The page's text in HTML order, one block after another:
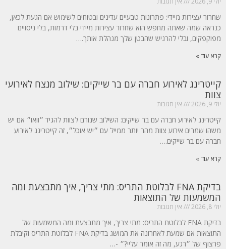
שחרור עצירות מיידי: פתרונות טבעיים עדינים ובטוחים לשימוש אם הגעת לכאן,
כנראה שמה שאתה מחפש הוא שחרור עצירות מיידי בלי דרמות, בלי ניסויים
מפוקפקים, ובלי להרגיש שהבטן שלך מנהלת אותך.…
קרא עוד »
קייטרינג לאירוע חברה עם בר שייקים: שילוב מנצח לאירועי
צוות
יולי 9, 2026 אין תגובות
קייטרינג לאירוע חברה עם בר שייקים: השילוב שגורם לצוות להגיד ״וואו״ אם יש
משהו שמרים אירוע צוות מהר יותר ממייל עם ״יש אוכל״, זה קייטרינג לאירוע
חברה עם בר שייקים.…
קרא עוד »
בדיקת FNA לבלוטת התריס: מתי צריך, איך מתבצעת ומה
המשמעות של התוצאות
יולי 8, 2026 אין תגובות
בדיקת FNA לבלוטת התריס: מתי צריך, איך מתבצעת ומה המשמעות של
התוצאות אם שמעת לאחרונה את המושג בדיקת FNA לבלוטת התריס וקיבלת
פרצוף של ״רגע, מה זה אומר עליי?״ -…